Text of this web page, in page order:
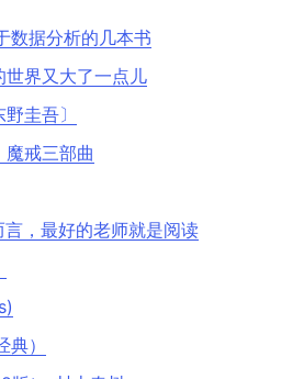
数据分析的几本书
世界又大了一点儿
圭吾〕
戒三部曲
，最好的老师就是阅读
）